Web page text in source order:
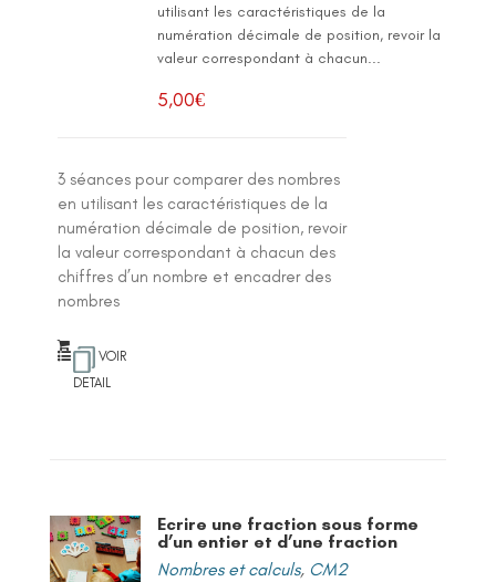
utilisant les caractéristiques de la
numération décimale de position, revoir la
valeur correspondant à chacun...
5,00€
3 séances pour comparer des nombres
en utilisant les caractéristiques de la
numération décimale de position, revoir
la valeur correspondant à chacun des
chiffres d’un nombre et encadrer des
nombres
VOIR
DETAIL
Ecrire une fraction sous forme
d’un entier et d’une fraction
Nombres et calculs, CM2